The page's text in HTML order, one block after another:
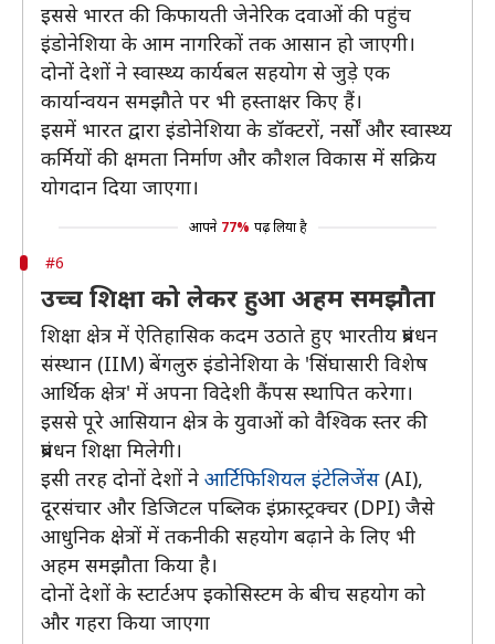
इससे भारत की किफायती जेनेरिक दवाओं की पहुंच
इंडोनेशिया के आम नागरिकों तक आसान हो जाएगी।
दोनों देशों ने स्वास्थ्य कार्यबल सहयोग से जुड़े एक
कार्यान्वयन समझौते पर भी हस्ताक्षर किए हैं।
इसमें भारत द्वारा इंडोनेशिया के डॉक्टरों, नर्सों और स्वास्थ्य
कर्मियों की क्षमता निर्माण और कौशल विकास में सक्रिय
योगदान दिया जाएगा।
आपने 77% पढ़ लिया है
#6
उच्च शिक्षा को लेकर हुआ अहम समझौता
शिक्षा क्षेत्र में ऐतिहासिक कदम उठाते हुए भारतीय प्रबंधन
संस्थान (IIM) बेंगलुरु इंडोनेशिया के 'सिंघासारी विशेष
आर्थिक क्षेत्र' में अपना विदेशी कैंपस स्थापित करेगा।
इससे पूरे आसियान क्षेत्र के युवाओं को वैश्विक स्तर की
प्रबंधन शिक्षा मिलेगी।
इसी तरह दोनों देशों ने आर्टिफिशियल इंटेलिजेंस(AI),
दूरसंचार और डिजिटल पब्लिक इंफ्रास्ट्रक्चर (DPI) जैसे
आधुनिक क्षेत्रों में तकनीकी सहयोग बढ़ाने के लिए भी
अहम समझौता किया है।
दोनों देशों के स्टार्टअप इकोसिस्टम के बीच सहयोग को
और गहरा किया जाएगा